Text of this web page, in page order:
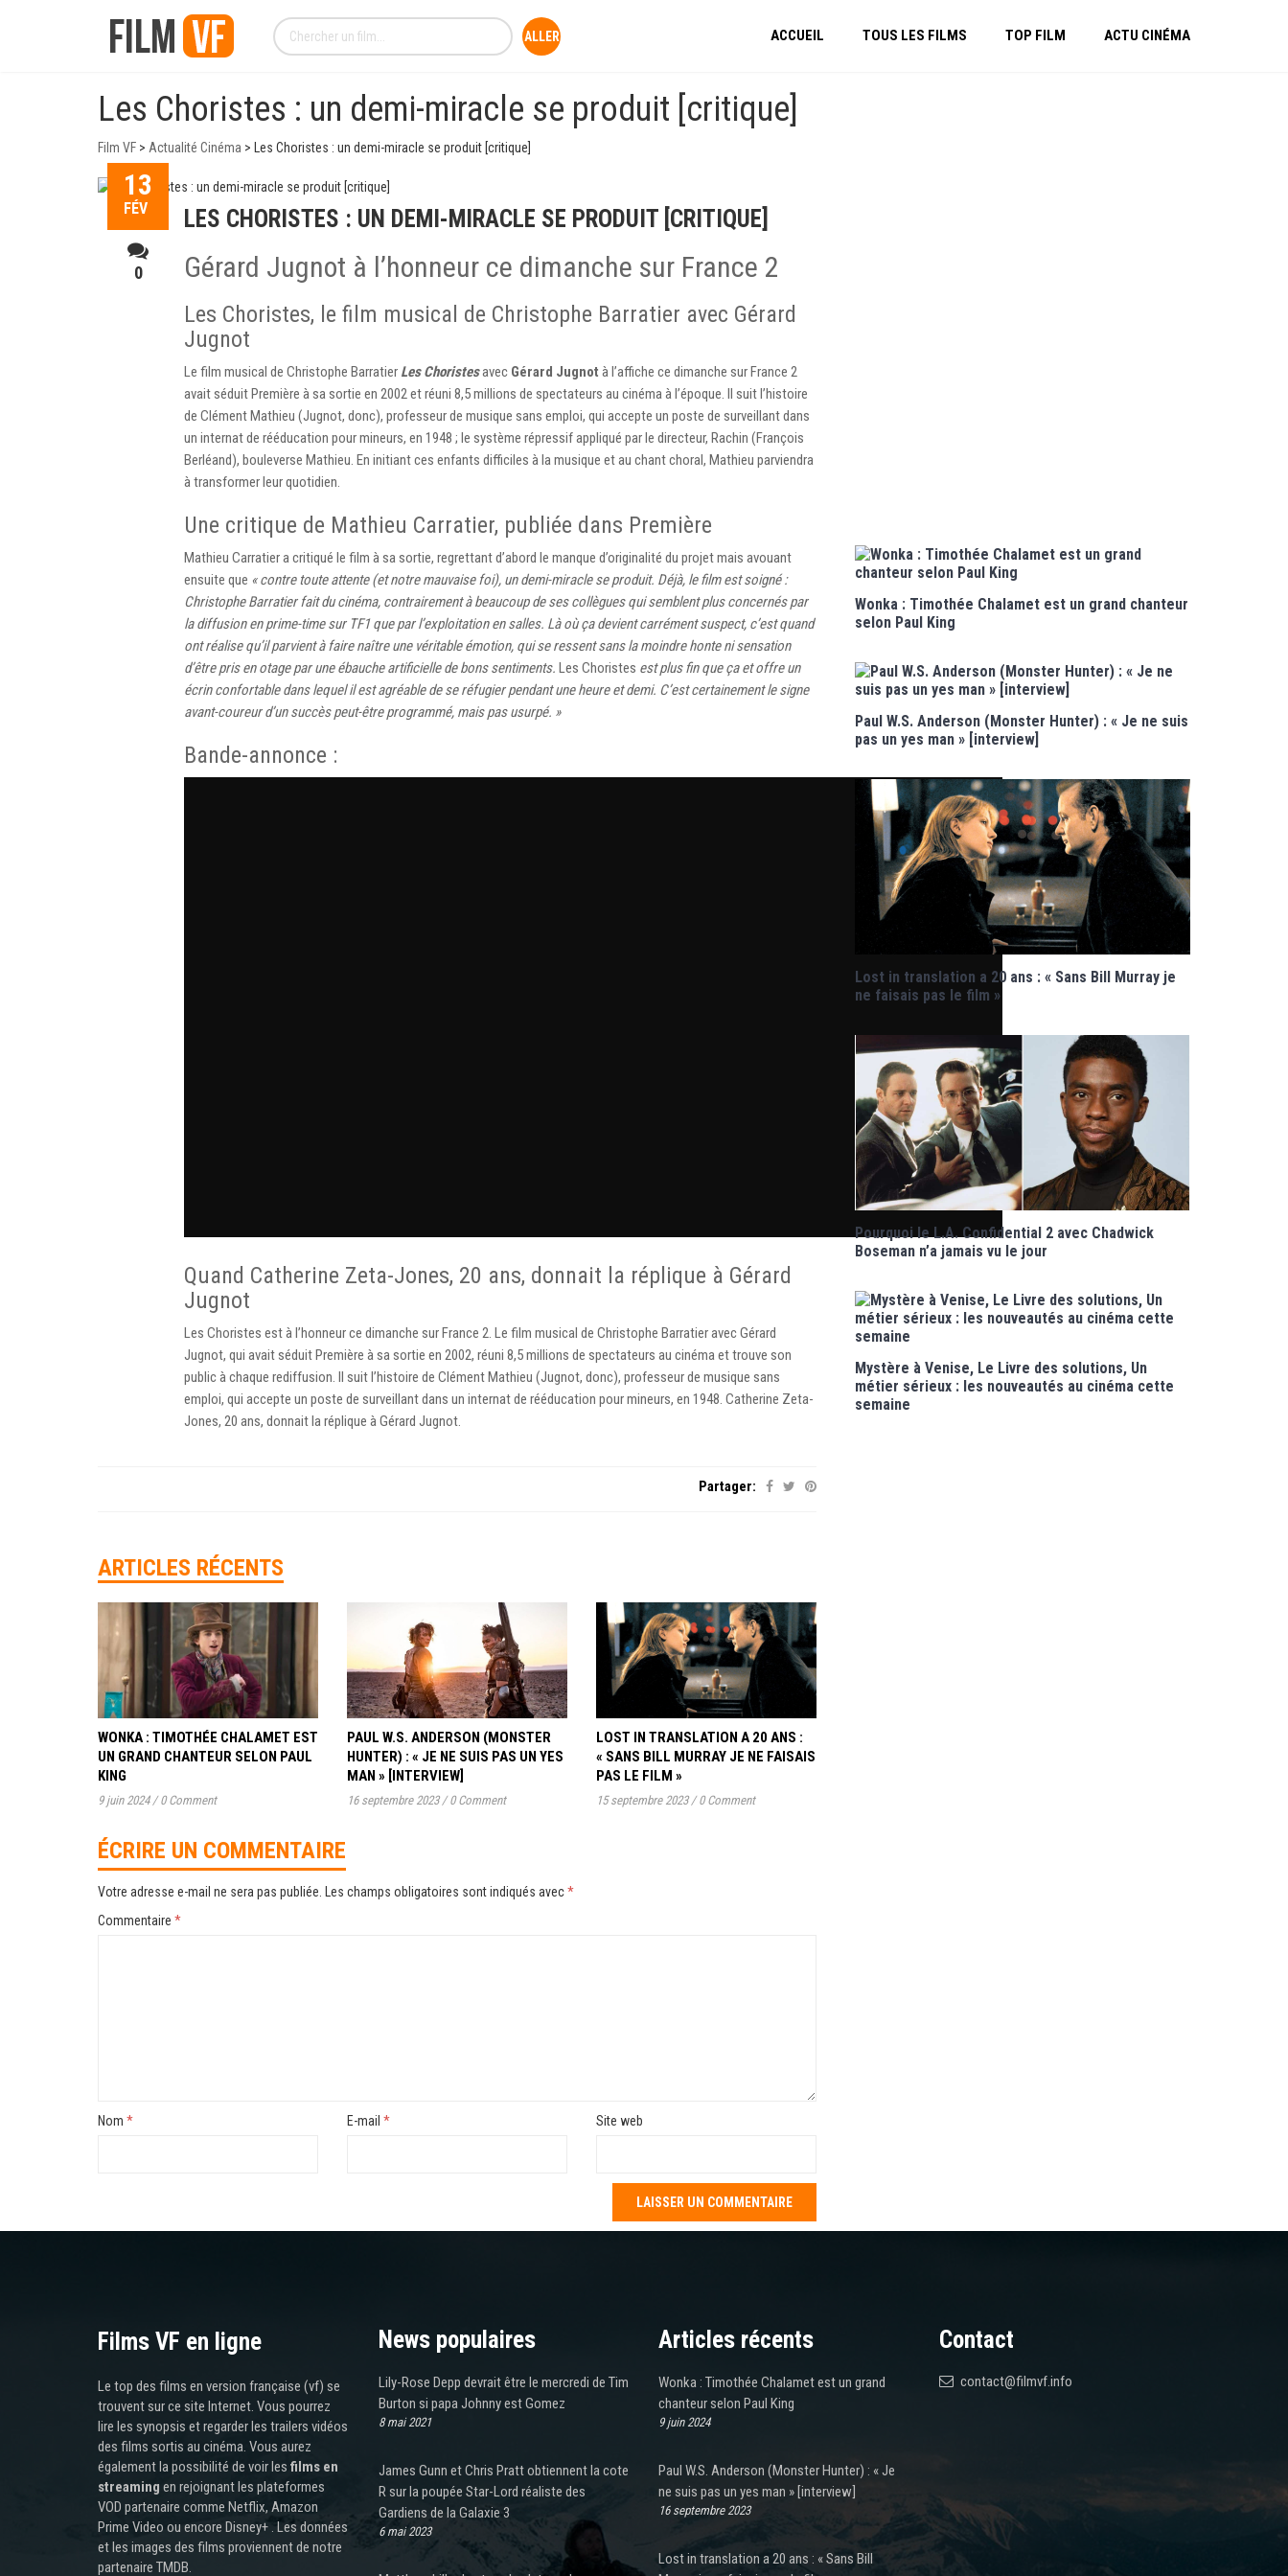
ACCUEIL TOUS LES FILMS TOP FILM ACTU CINÉMA
Les Choristes : un demi-miracle se produit [critique]
Film VF > Actualité Cinéma > Les Choristes : un demi-miracle se produit [critique]
13
FÉV
0
LES CHORISTES : UN DEMI-MIRACLE SE PRODUIT [CRITIQUE]
Gérard Jugnot à l’honneur ce dimanche sur France 2
Les Choristes, le film musical de Christophe Barratier avec Gérard
Jugnot
Le film musical de Christophe Barratier Les Choristesavec Gérard Jugnot à l’affiche ce dimanche sur France 2
avait séduit Première à sa sortie en 2002 et réuni 8,5 millions de spectateurs au cinéma à l’époque. Il suit l’histoire
de Clément Mathieu (Jugnot, donc), professeur de musique sans emploi, qui accepte un poste de surveillant dans
un internat de rééducation pour mineurs, en 1948 ; le système répressif appliqué par le directeur, Rachin (François
Berléand), bouleverse Mathieu. En initiant ces enfants difficiles à la musique et au chant choral, Mathieu parviendra
à transformer leur quotidien.
Une critique de Mathieu Carratier, publiée dans Première
Mathieu Carratier a critiqué le film à sa sortie, regrettant d’abord le manque d’originalité du projet mais avouant
ensuite que « contre toute attente (et notre mauvaise foi), un demi-miracle se produit. Déjà, le film est soigné :
Christophe Barratier fait du cinéma, contrairement à beaucoup de ses collègues qui semblent plus concernés par
la diffusion en prime-time sur TF1 que par l’exploitation en salles. Là où ça devient carrément suspect, c’est quand
ont réalise qu’il parvient à faire naître une véritable émotion, qui se ressent sans la moindre honte ni sensation
d’être pris en otage par une ébauche artificielle de bons sentiments. Les Choristes est plus fin que ça et offre un
écrin confortable dans lequel il est agréable de se réfugier pendant une heure et demi. C’est certainement le signe
avant-coureur d’un succès peut-être programmé, mais pas usurpé. »
Bande-annonce :
Quand Catherine Zeta-Jones, 20 ans, donnait la réplique à Gérard
Jugnot
Les Choristes est à l’honneur ce dimanche sur France 2. Le film musical de Christophe Barratier avec Gérard
Jugnot, qui avait séduit Première à sa sortie en 2002, réuni 8,5 millions de spectateurs au cinéma et trouve son
public à chaque rediffusion. Il suit l’histoire de Clément Mathieu (Jugnot, donc), professeur de musique sans
emploi, qui accepte un poste de surveillant dans un internat de rééducation pour mineurs, en 1948. Catherine Zeta-
Jones, 20 ans, donnait la réplique à Gérard Jugnot.
Partager:
ARTICLES RÉCENTS
WONKA : TIMOTHÉE CHALAMET EST
UN GRAND CHANTEUR SELON PAUL
KING
9 juin 2024 / 0 Comment
PAUL W.S. ANDERSON (MONSTER
HUNTER) : « JE NE SUIS PAS UN YES
MAN » [INTERVIEW]
16 septembre 2023 / 0 Comment
LOST IN TRANSLATION A 20 ANS :
« SANS BILL MURRAY JE NE FAISAIS
PAS LE FILM »
15 septembre 2023 / 0 Comment
ÉCRIRE UN COMMENTAIRE
Votre adresse e-mail ne sera pas publiée. Les champs obligatoires sont indiqués avec*
Commentaire *
Nom * E-mail * Site web
Wonka : Timothée Chalamet est un grand chanteur
selon Paul King
Paul W.S. Anderson (Monster Hunter) : « Je ne suis
pas un yes man » [interview]
Lost in translation a 20 ans : « Sans Bill Murray je
ne faisais pas le film »
Pourquoi le L.A. Confidential 2 avec Chadwick
Boseman n’a jamais vu le jour
Mystère à Venise, Le Livre des solutions, Un
métier sérieux : les nouveautés au cinéma cette
semaine
Films VF en ligne
Le top des films en version française (vf) se
trouvent sur ce site Internet. Vous pourrez
lire les synopsis et regarder les trailers vidéos
des films sortis au cinéma. Vous aurez
également la possibilité de voir les films en
streaming en rejoignant les plateformes
VOD partenaire comme Netflix, Amazon
Prime Video ou encore Disney+ . Les données
et les images des films proviennent de notre
partenaire TMDB.
News populaires
Lily-Rose Depp devrait être le mercredi de Tim
Burton si papa Johnny est Gomez
8 mai 2021
James Gunn et Chris Pratt obtiennent la cote
R sur la poupée Star-Lord réaliste des
Gardiens de la Galaxie 3
6 mai 2023
Articles récents
Wonka : Timothée Chalamet est un grand
chanteur selon Paul King
9 juin 2024
Paul W.S. Anderson (Monster Hunter) : « Je
ne suis pas un yes man » [interview]
16 septembre 2023
Lost in translation a 20 ans : « Sans Bill
Contact
contact@filmvf.info